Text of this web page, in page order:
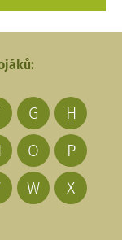
G
H
O
P
W
X